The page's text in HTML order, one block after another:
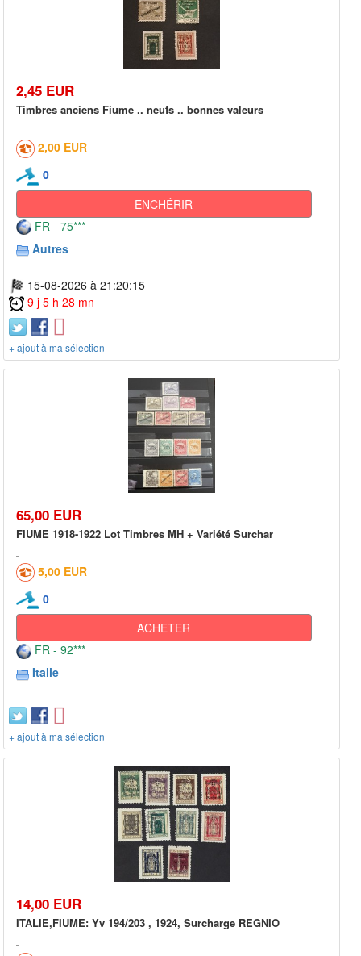
2,45 EUR
Timbres anciens Fiume .. neufs .. bonnes valeurs
2,00 EUR
0
ENCHÉRIR
FR - 75***
Autres
15-08-2026 à 21:20:15
9 j 5 h 28 mn
+ ajout à ma sélection
65,00 EUR
FIUME 1918-1922 Lot Timbres MH + Variété Surchar
5,00 EUR
0
ACHETER
FR - 92***
Italie
+ ajout à ma sélection
14,00 EUR
ITALIE,FIUME: Yv 194/203 , 1924, Surcharge REGNIO